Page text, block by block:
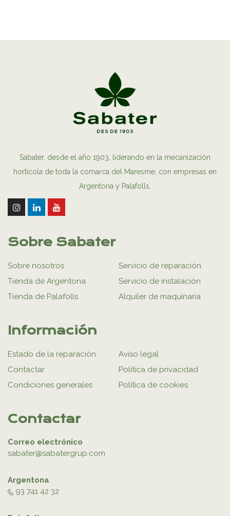
Sabater, desde el año 1903, liderando en la mecanización
hortícola de toda la comarca del Maresme, con empresas en
Argentona y Palafolls.
Sobre Sabater
Sobre nosotros
Tienda de Argentona
Tienda de Palafolls
Servicio de reparación
Servicio de instalación
Alquiler de maquinaria
Información
Estado de la reparación
Contactar
Condiciones generales
Aviso legal
Política de privacidad
Política de cookies
Contactar
Correo electrónico
sabater@sabatergrup.com
Argentona
93 741 42 32